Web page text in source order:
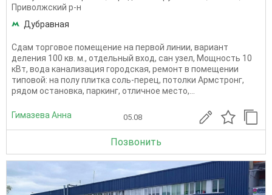
Приволжский р-н
Дубравная
Сдам торговое помещение на первой линии, вариант
деления 100 кв. м., отдельный вход, сан узел, Мощность 10
кВт, вода канализация городская, ремонт в помещении
типовой: на полу плитка соль-перец, потолки Армстронг,
рядом остановка, паркинг, отличное место,...
Гимазева Анна 05.08
Позвонить